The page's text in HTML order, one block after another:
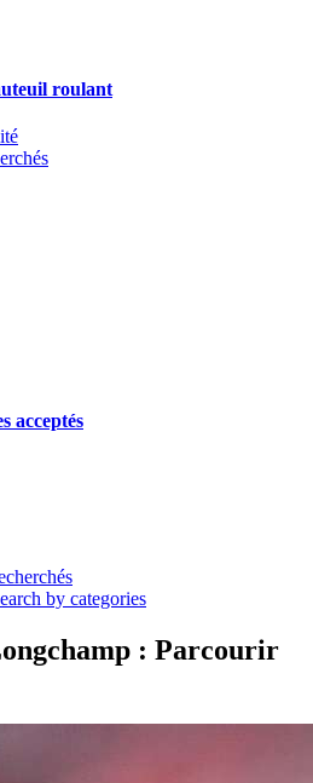
roulant
acceptés
by categories
: Parcourir